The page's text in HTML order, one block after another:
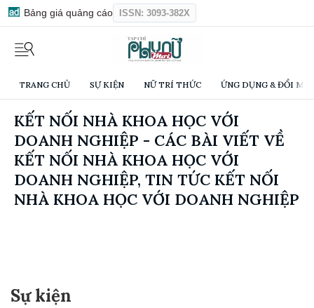
Bảng giá quảng cáo ISSN: 3093-382X
TRANG CHỦ SỰ KIỆN NỮ TRÍ THỨC ỨNG DỤNG & ĐỔI
KẾT NỐI NHÀ KHOA HỌC VỚI
DOANH NGHIỆP - CÁC BÀI VIẾT VỀ
KẾT NỐI NHÀ KHOA HỌC VỚI
DOANH NGHIỆP, TIN TỨC KẾT NỐI
NHÀ KHOA HỌC VỚI DOANH NGHIỆP
Sự kiện